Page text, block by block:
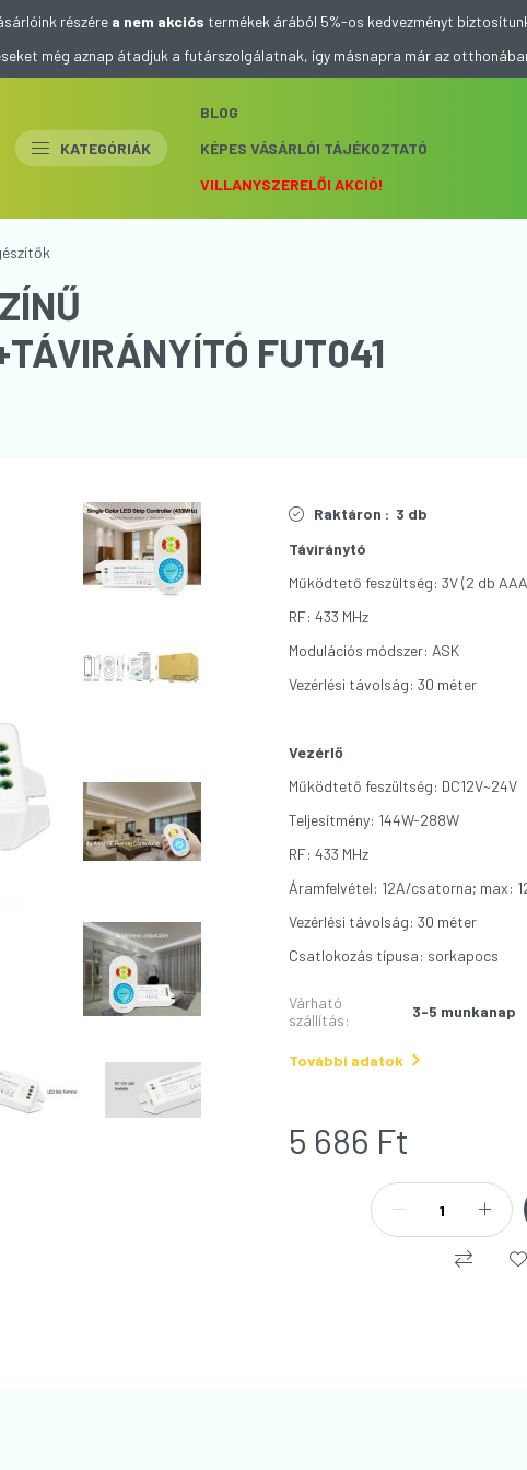
részére a nem akciós termékek árából 5%-os kedvezményt
még aznap átadjuk a futárszolgálatnak, így másnapra már az
KATEGÓRIÁK
BLOG
KÉPES VÁSÁRLÓI TÁJÉKOZTATÓ
VILLANYSZERELŐI AKCIÓ!
FUT041
Raktáron : 3 db
Táviránytó
Működtető feszültség: 3V (2 db
RF: 433 MHz
Modulációs módszer: ASK
Vezérlési távolság: 30 méter
Vezérlő
Működtető feszültség: DC12V~24V
Teljesítmény: 144W-288W
RF: 433 MHz
Áramfelvétel: 12A/csatorna; max:
Vezérlési távolság: 30 méter
Csatlokozás típusa: sorkapocs
Várható
szállítás: 3-5 munkanap
További adatok
5 686 Ft